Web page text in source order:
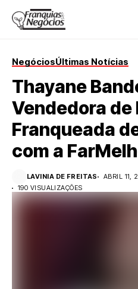
NegóciosÚltimas Notícias
Thayane
Vendedora de
Franqueada
com a
LAVINIA DE FREITAS ABRIL 11,
190 VISUALIZAÇÕES